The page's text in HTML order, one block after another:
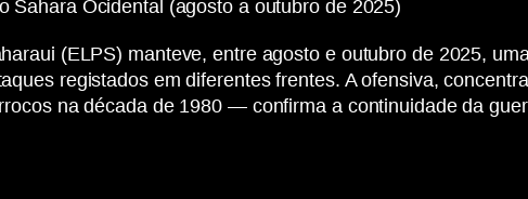
Sahara Ocidental (agosto a outubro de 2025)
(ELPS) manteve, entre agosto e outubro de 2025,
registados em diferentes frentes. A ofensiva,
na década de 1980 — confirma a continuidade da